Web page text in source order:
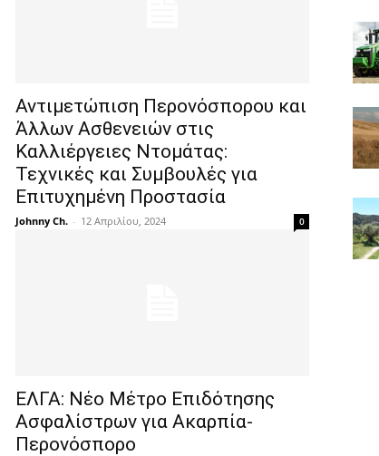
Αντιμετώπιση Περονόσπορου και
Άλλων Ασθενειών στις
Καλλιέργειες Ντομάτας:
Τεχνικές και Συμβουλές για
Επιτυχημένη Προστασία
Johnny Ch. - 12 Απριλίου, 2024 0
ΕΛΓΑ: Νέο Μέτρο Επιδότησης
Ασφαλίστρων για Ακαρπία-
Περονόσπορο